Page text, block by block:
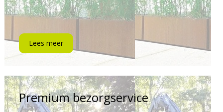
Lees meer
Premium bezorgservice